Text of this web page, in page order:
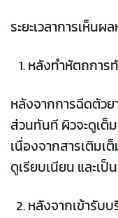
ระยะเวลาการเห็นผ
หลังทำหัตถการ
หลังจากการฉีดตัว
ส่วนทันที ผิวจะดูเต็
เนื่องจากสารเติมเ
ดูเรียบเนียน และเ
หลังจากเข้ารับ